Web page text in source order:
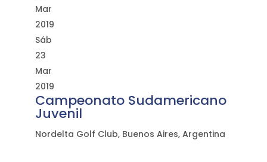
Mar
2019
Sáb
23
Mar
2019
Campeonato Sudamericano
Juvenil
Nordelta Golf Club, Buenos Aires, Argentina